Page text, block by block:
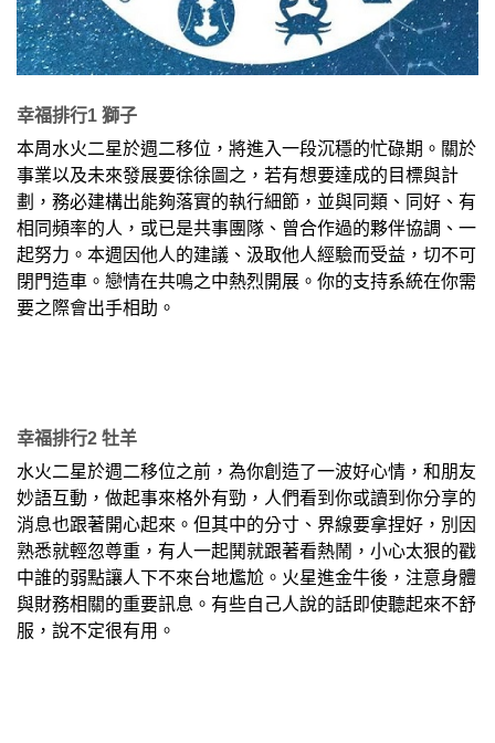
幸福排行1 獅子
本周水火二星於週二移位，將進入一段沉穩的忙碌期。關於
事業以及未來發展要徐徐圖之，若有想要達成的目標與計
劃，務必建構出能夠落實的執行細節，並與同類、同好、有
相同頻率的人，或已是共事團隊、曾合作過的夥伴協調、一
起努力。本週因他人的建議、汲取他人經驗而受益，切不可
閉門造車。戀情在共鳴之中熱烈開展。你的支持系統在你需
要之際會出手相助。
幸福排行2 牡羊
水火二星於週二移位之前，為你創造了一波好心情，和朋友
妙語互動，做起事來格外有勁，人們看到你或讀到你分享的
消息也跟著開心起來。但其中的分寸、界線要拿捏好，別因
熟悉就輕忽尊重，有人一起鬨就跟著看熱鬧，小心太狠的戳
中誰的弱點讓人下不來台地尷尬。火星進金牛後，注意身體
與財務相關的重要訊息。有些自己人說的話即使聽起來不舒
服，說不定很有用。